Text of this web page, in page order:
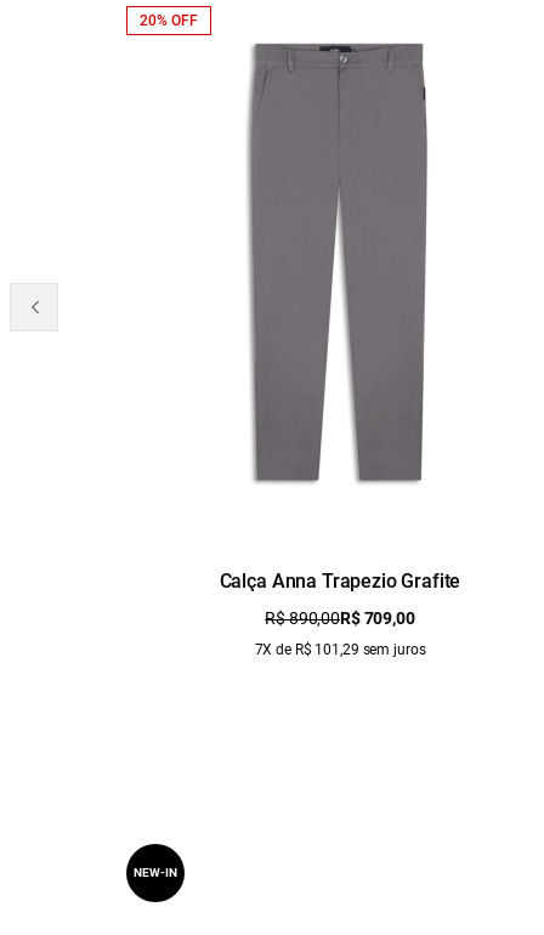
Calça Anna Trapezio Grafite
R$ 890,00R$ 709,00
7X de R$ 101,29 sem juros
20% OFF
NEW-IN